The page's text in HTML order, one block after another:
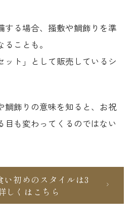
する場合、掻敷や鯛飾りを準
ことも。
ット」として販売しているシ
鯛飾りの意味を知ると、お祝
目も変わってくるのではない
い初めのスタイルは3
しくはこちら